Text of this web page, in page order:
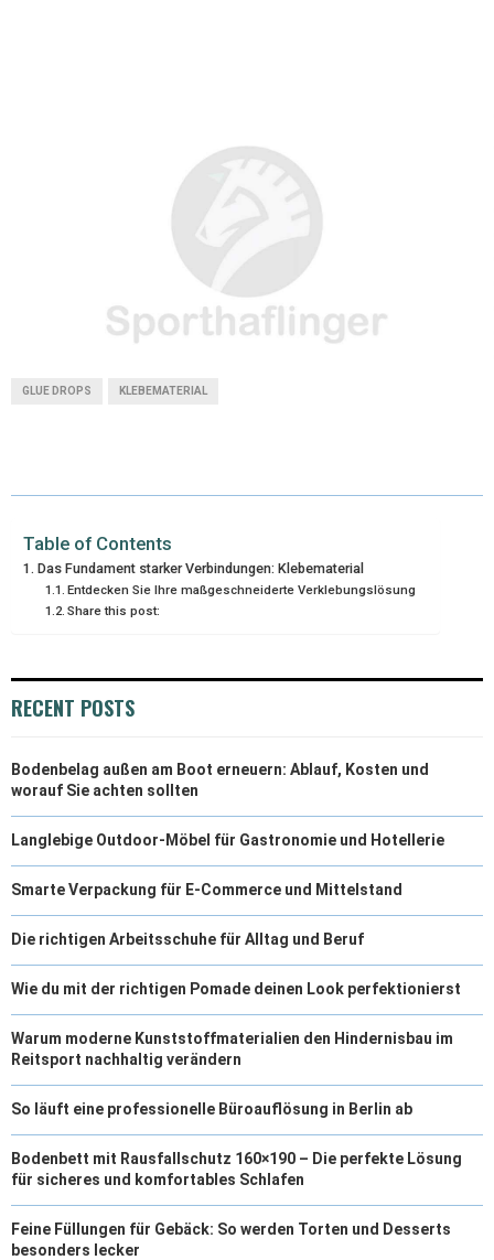
GLUE DROPS KLEBEMATERIAL
Table of Contents
Das Fundament starker Verbindungen: Klebematerial
Entdecken Sie Ihre maßgeschneiderte Verklebungslösung
Share this post:
RECENT POSTS
Bodenbelag außen am Boot erneuern: Ablauf, Kosten und
worauf Sie achten sollten
Langlebige Outdoor-Möbel für Gastronomie und Hotellerie
Smarte Verpackung für E-Commerce und Mittelstand
Die richtigen Arbeitsschuhe für Alltag und Beruf
Wie du mit der richtigen Pomade deinen Look perfektionierst
Warum moderne Kunststoffmaterialien den Hindernisbau im
Reitsport nachhaltig verändern
So läuft eine professionelle Büroauflösung in Berlin ab
Bodenbett mit Rausfallschutz 160×190 – Die perfekte Lösung
für sicheres und komfortables Schlafen
Feine Füllungen für Gebäck: So werden Torten und Desserts
besonders lecker